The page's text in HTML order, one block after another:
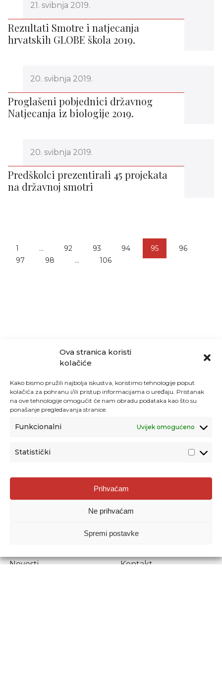
Ova stranica koristi
kolačiće
Kako bismo pružili najbolja iskustva, koristimo tehnologije poput
kolačića za pohranu i/ili pristup informacijama o uređaju. Pristanak
na ove tehnologije omogućit će nam obradu podataka kao što su
ponašanje pregledavanja stranice.
Funkcionalni Uvijek omogućeno
Statistički
Prihvaćam
Ne prihvaćam
Spremi postavke
21. svibnja 2019.
Rezultati Smotre i natjecanja
hrvatskih GLOBE škola 2019.
20. svibnja 2019.
Proglašeni pobjednici državnog
Natjecanja iz biologije 2019.
20. svibnja 2019.
Predškolci prezentirali 45 projekata
na državnoj smotri
1 … 92 93 94 95
96
97
98 … 106
Agencija za odgoj i obrazovanje
Donje Svetice 38, 10000 Zagreb
1778129
Prenošenje sadržaja dopušteno je uz navođenje izvora.
Novosti
Kontakt